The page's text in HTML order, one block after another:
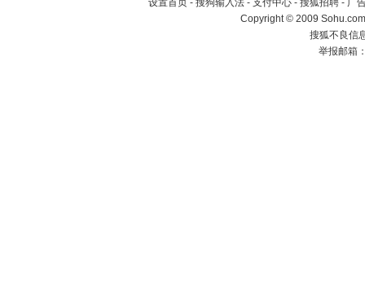
设置首页 - 搜狗输入法 - 支付中心 - 搜狐招聘 - 广
Copyright © 2009
搜狐不良信
举报邮箱